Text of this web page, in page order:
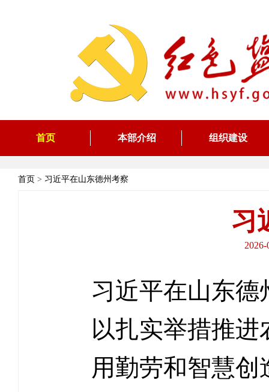
首页 本部介绍 组织建设
首页 > 习近平在山东德州考察
习
习近平在山东德
以扎实举措推
用勤劳和智慧